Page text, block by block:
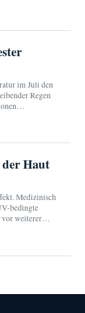
im Juli den
Regen
Haut
Medizinisch
bedingte
vor weiterer